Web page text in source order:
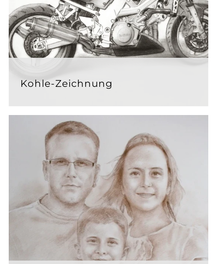
Kohle-Zeichnung